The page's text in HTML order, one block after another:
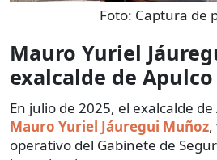
Foto: Captura de
Mauro Yuriel
exalcalde de Apulco
En julio de 2025, el exalcalde
Mauro Yuriel Jáuregui Muñoz,
operativo del Gabinete de